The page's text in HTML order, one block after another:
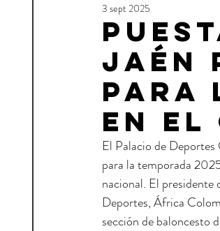
Jaén
para
en el
3 sept 2025
El Palacio de
para la temporada
nacional. El
Deportes, África
sección de baloncesto